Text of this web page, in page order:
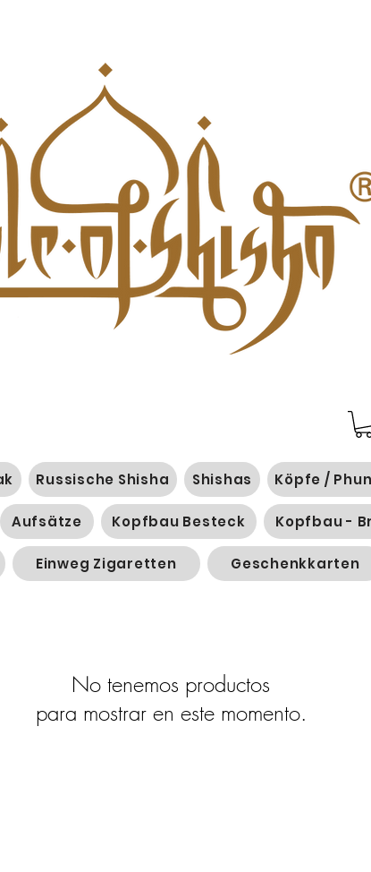
Russische Shisha Shishas Köpfe /
Aufsätze Kopfbau Besteck Kopfbau -
Einweg Zigaretten Geschenkkarten
No tenemos productos
para mostrar en este momento.